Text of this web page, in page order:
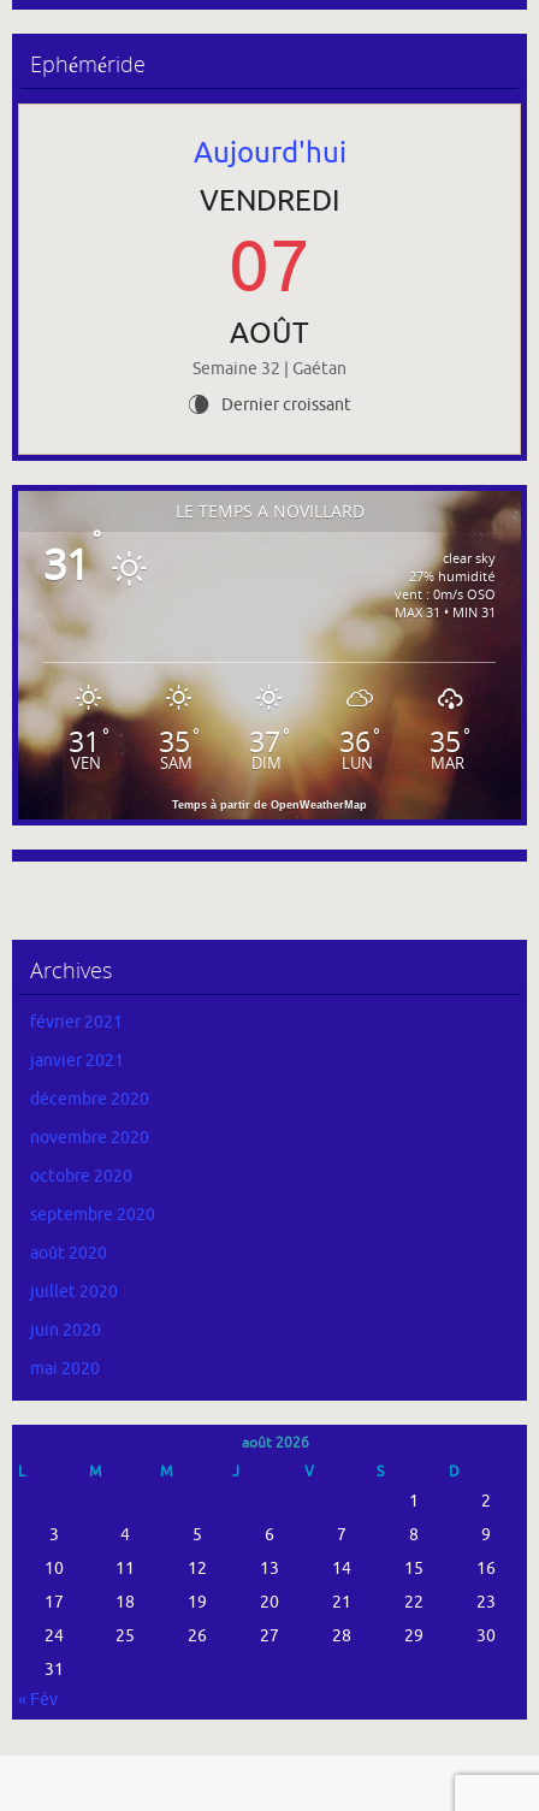
Ephéméride
Aujourd'hui
VENDREDI
07
AOÛT
Semaine 32 | Gaétan
V Dernier croissant
LE TEMPS À NOVILLARD
31°
clear sky
27% humidité
vent : 0m/s OSO
MAX 31 • MIN 31
31 °
VEN
35°
SAM
37°
DIM
36°
LUN
35°
MAR
Temps à partir de OpenWeatherMap
Archives
février 2021
janvier 2021
décembre 2020
novembre 2020
octobre 2020
septembre 2020
août 2020
juillet 2020
juin 2020
mai 2020
août 2026
L
M M J V S D
1
2
3
4 5 6 7 8
9
10
11 12 13 14 15
16
17
18 19 20 21 22
23
24
25 26 27 28 29
30
31
« Fév